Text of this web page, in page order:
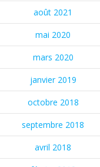
août 2021
mai 2020
mars 2020
janvier 2019
octobre 2018
septembre 2018
avril 2018